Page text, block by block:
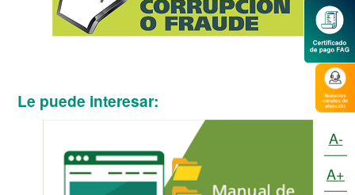
Le puede interesar:
A-
A+